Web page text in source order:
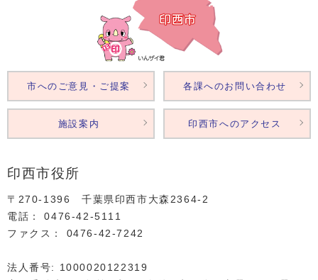
印西市役所
〒270-1396 千葉県印西市大森2364‐2
電話： 0476‐42‐5111
ファクス： 0476‐42‐7242
法人番号: 1000020122319
市へのご意見・ご提案 各課へのお問い合わせ
施設案内 印西市へのアクセス